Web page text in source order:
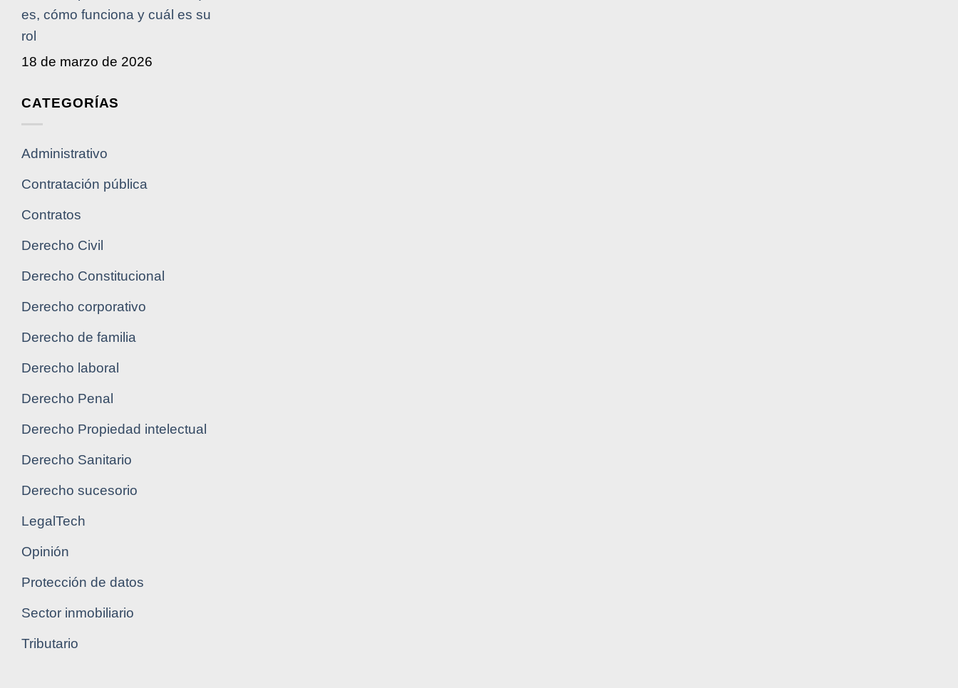
es, cómo funciona y cuál es su
rol
18 de marzo de 2026
CATEGORÍAS
Administrativo
Contratación pública
Contratos
Derecho Civil
Derecho Constitucional
Derecho corporativo
Derecho de familia
Derecho laboral
Derecho Penal
Derecho Propiedad intelectual
Derecho Sanitario
Derecho sucesorio
LegalTech
Opinión
Protección de datos
Sector inmobiliario
Tributario